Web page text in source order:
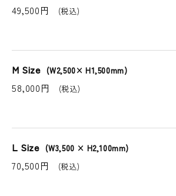
49,500円 (税込)
M Size (W2,500× H1,500mm)
58,000円 (税込)
L Size (W3,500 × H2,100mm)
70,500円 (税込)